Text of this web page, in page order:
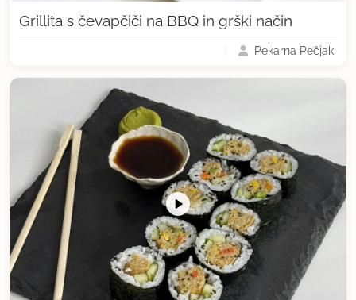
Grillita s čevapčiči na BBQ in grški način
Pekarna Pečjak